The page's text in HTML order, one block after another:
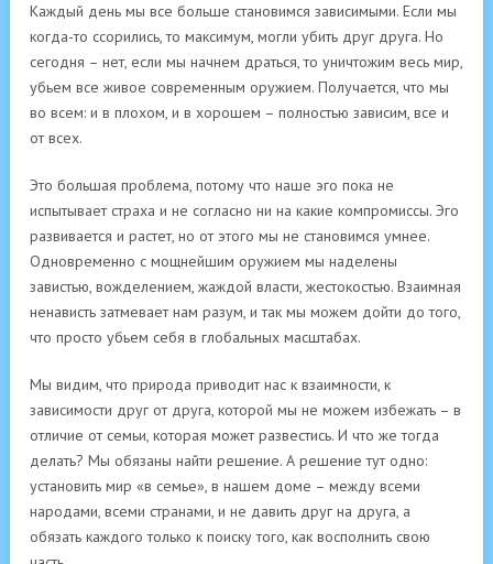
Каждый день мы все больше становимся зависимыми. Если мы
когда-то ссорились, то максимум, могли убить друг друга. Но
сегодня – нет, если мы начнем драться, то уничтожим весь мир,
убьем все живое современным оружием. Получается, что мы
во всем: и в плохом, и в хорошем – полностью зависим, все и
от всех.
Это большая проблема, потому что наше эго пока не
испытывает страха и не согласно ни на какие компромиссы. Эго
развивается и растет, но от этого мы не становимся умнее.
Одновременно с мощнейшим оружием мы наделены
завистью, вожделением, жаждой власти, жестокостью. Взаимная
ненависть затмевает нам разум, и так мы можем дойти до того,
что просто убьем себя в глобальных масштабах.
Мы видим, что природа приводит нас к взаимности, к
зависимости друг от друга, которой мы не можем избежать – в
отличие от семьи, которая может развестись. И что же тогда
делать? Мы обязаны найти решение. А решение тут одно:
установить мир «в семье», в нашем доме – между всеми
народами, всеми странами, и не давить друг на друга, а
обязать каждого только к поиску того, как восполнить свою